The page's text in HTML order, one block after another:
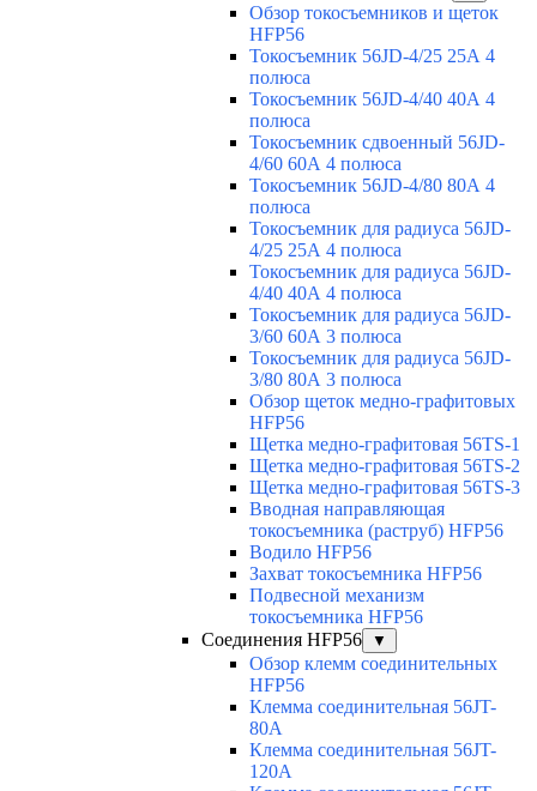
Обзор токосъемников и щеток
HFP56
Токосъемник 56JD-4/25 25А 4
полюса
Токосъемник 56JD-4/40 40А 4
полюса
Токосъемник сдвоенный 56JD-
4/60 60А 4 полюса
Токосъемник 56JD-4/80 80А 4
полюса
Токосъемник для радиуса 56JD-
4/25 25А 4 полюса
Токосъемник для радиуса 56JD-
4/40 40А 4 полюса
Токосъемник для радиуса 56JD-
3/60 60А 3 полюса
Токосъемник для радиуса 56JD-
3/80 80А 3 полюса
Обзор щеток медно-графитовых
HFP56
Щетка медно-графитовая 56TS-1
Щетка медно-графитовая 56TS-2
Щетка медно-графитовая 56TS-3
Вводная направляющая
токосъемника (раструб) HFP56
Водило HFP56
Захват токосъемника HFP56
Подвесной механизм
токосъемника HFP56
Соединения HFP56
▼
Обзор клемм соединительных
HFP56
Клемма соединительная 56JT-
80A
Клемма соединительная 56JT-
120A